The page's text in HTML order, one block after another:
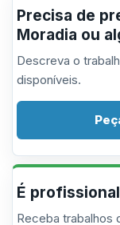
Precisa de
Moradia ou
Descreva o
disponíveis.
É
Receba trabalhos